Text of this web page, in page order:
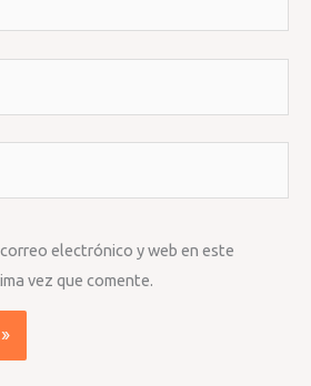
electrónico y web en este
vez que comente.